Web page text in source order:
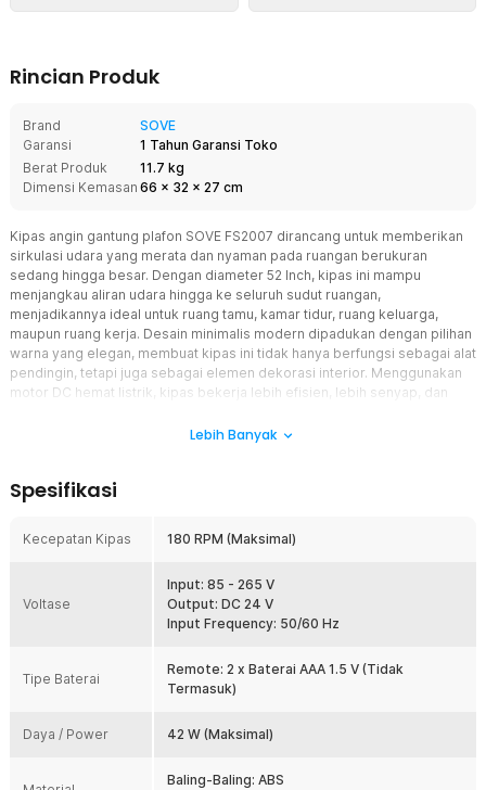
Rincian Produk
Brand
SOVE
Garansi
1 Tahun Garansi Toko
Berat Produk
11.7 kg
Dimensi Kemasan 66 x 32 x 27 cm
Kipas angin gantung plafon SOVE FS2007 dirancang untuk memberikan
sirkulasi udara yang merata dan nyaman pada ruangan berukuran
sedang hingga besar. Dengan diameter 52 Inch, kipas ini mampu
menjangkau aliran udara hingga ke seluruh sudut ruangan,
menjadikannya ideal untuk ruang tamu, kamar tidur, ruang keluarga,
maupun ruang kerja. Desain minimalis modern dipadukan dengan pilihan
warna yang elegan, membuat kipas ini tidak hanya berfungsi sebagai alat
pendingin, tetapi juga sebagai elemen dekorasi interior. Menggunakan
motor DC hemat listrik, kipas bekerja lebih efisien, lebih senyap, dan
semakin praktis berkat remote control multifungsi, memungkinkan Anda
6 Tingkat Kecepatan Angin
dapat disesuaikan dengan kebutuhan ruangan. Tingkat
menghasilkan rendah hembusan angin lembut dan nyaman untuk
tidur atau bersantai tanpa suara berlebihan. Tingkat tinggi
plafon mampu membantu menjaga kesejukan ruangan saat cuaca
panas.
Kipas langit-langit ini dilengkapi dua mode putaran untuk berbagai
menghasilkan aliran udara yang terasa lebih sejuk dan nyaman
Lebih Banyak
Spesifikasi
Kecepatan Kipas 180 RPM (Maksimal)
Voltase
Input: 85 - 265 V
Output: DC 24 V
Input Frequency: 50/60 Hz
Tipe Baterai
Remote: 2 x Baterai AAA 1.5 V (Tidak
Termasuk)
Daya / Power 42 W (Maksimal)
Baling-Baling: ABS